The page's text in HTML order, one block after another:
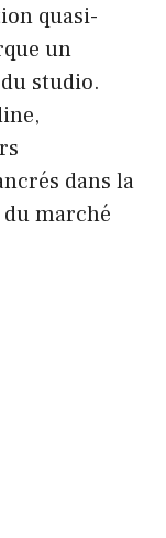
quasi-
un
studio.
dans la
du marché